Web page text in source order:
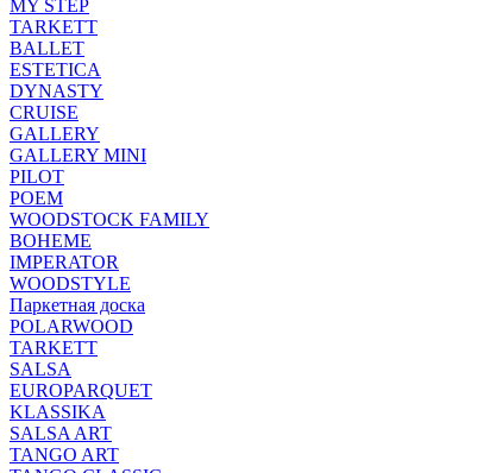
MY STEP
TARKETT
BALLET
ESTETICA
DYNASTY
CRUISE
GALLERY
GALLERY MINI
PILOT
POEM
WOODSTOCK FAMILY
BOHEME
IMPERATOR
WOODSTYLE
Паркетная доска
POLARWOOD
TARKETT
SALSA
EUROPARQUET
KLASSIKA
SALSA ART
TANGO ART